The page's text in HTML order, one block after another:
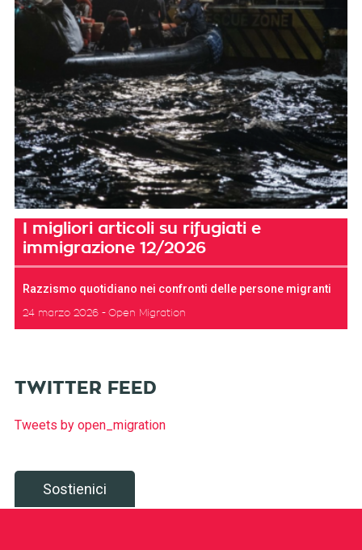
I migliori articoli su rifugiati e
immigrazione 12/2026
Razzismo quotidiano nei confronti delle persone migranti
24 marzo 2026 Open Migration
TWITTER FEED
Tweets by open_migration
Sostienici